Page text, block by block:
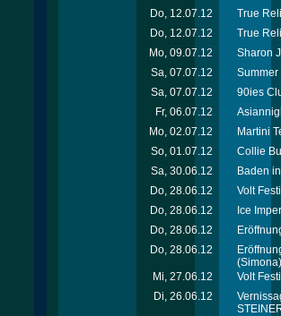
Do, 12.07.12
True
Do, 12.07.12
True
Mo, 09.07.12
Sharon
Sa, 07.07.12
Sa, 07.07.12
90ies
Fr, 06.07.12
Mo, 02.07.12
Martini
So, 01.07.12
Collie
Sa, 30.06.12
Baden
Do, 28.06.12
Volt
Do, 28.06.12
Ice
Do, 28.06.12
Do, 28.06.12
(Simona)
Mi, 27.06.12
Volt
Di, 26.06.12